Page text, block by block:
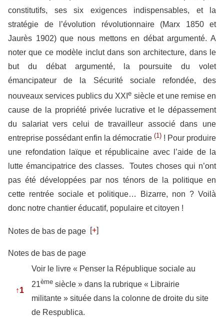
constitutifs, ses six exigences indispensables, et la
stratégie de l’évolution révolutionnaire (Marx 1850 et
Jaurès 1902) que nous mettons en débat argumenté. A
noter que ce modèle inclut dans son architecture, dans le
but du débat argumenté, la poursuite du volet
émancipateur de la Sécurité sociale refondée, des
nouveaux services publics du XXIe siècle et une remise en
cause de la propriété privée lucrative et le dépassement
du salariat vers celui de travailleur associé dans une
entreprise possédant enfin la démocratie (1) ! Pour produire
une refondation laïque et républicaine avec l’aide de la
lutte émancipatrice des classes. Toutes choses qui n’ont
pas été développées par nos ténors de la politique en
cette rentrée sociale et politique… Bizarre, non ? Voilà
donc notre chantier éducatif, populaire et citoyen !
Notes de bas de page [+]
Notes de bas de page
↑1
Voir le livre « Penser la République sociale au
21ème siècle » dans la rubrique « Librairie
militante » située dans la colonne de droite du site
de Respublica.